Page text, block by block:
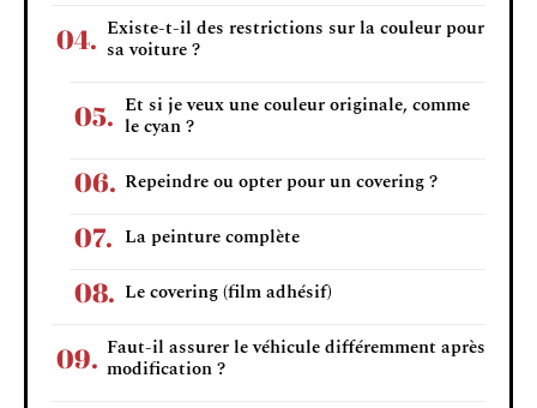
Existe-t-il des restrictions sur la couleur pour
sa voiture ?
Et si je veux une couleur originale, comme
le cyan ?
Repeindre ou opter pour un covering ?
La peinture complète
Le covering (film adhésif)
Faut-il assurer le véhicule différemment après
modification ?